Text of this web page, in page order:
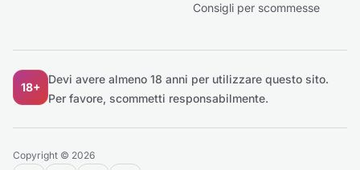
Consigli per scommesse
18+
Devi avere almeno 18 anni per utilizzare questo sito.
Per favore, scommetti responsabilmente.
Copyright © 2026